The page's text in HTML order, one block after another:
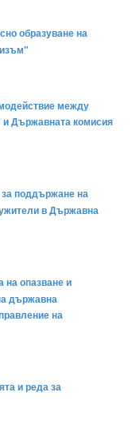
образуване на
между
Държавната комисия
за поддържане на
в Държавна
на опазване и
държавна
на
и реда за